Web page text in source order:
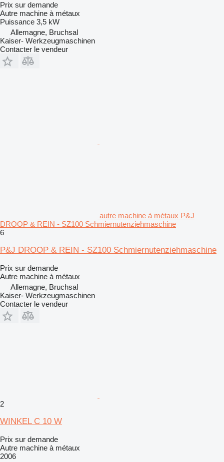
Prix sur demande
Autre machine à métaux
Puissance 3,5 kW
Allemagne, Bruchsal
Kaiser- Werkzeugmaschinen
Contacter le vendeur
autre machine à métaux P&J
DROOP & REIN - SZ100 Schmiernutenziehmaschine
6
P&J DROOP & REIN - SZ100 Schmiernutenziehmaschine
Prix sur demande
Autre machine à métaux
Allemagne, Bruchsal
Kaiser- Werkzeugmaschinen
Contacter le vendeur
2
WINKEL C 10 W
Prix sur demande
Autre machine à métaux
2006